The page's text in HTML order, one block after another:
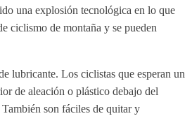
una explosión tecnológica en lo que
ciclismo de montaña y se pueden
lubricante. Los ciclistas que esperan un
de aleación o plástico debajo del
son fáciles de quitar y